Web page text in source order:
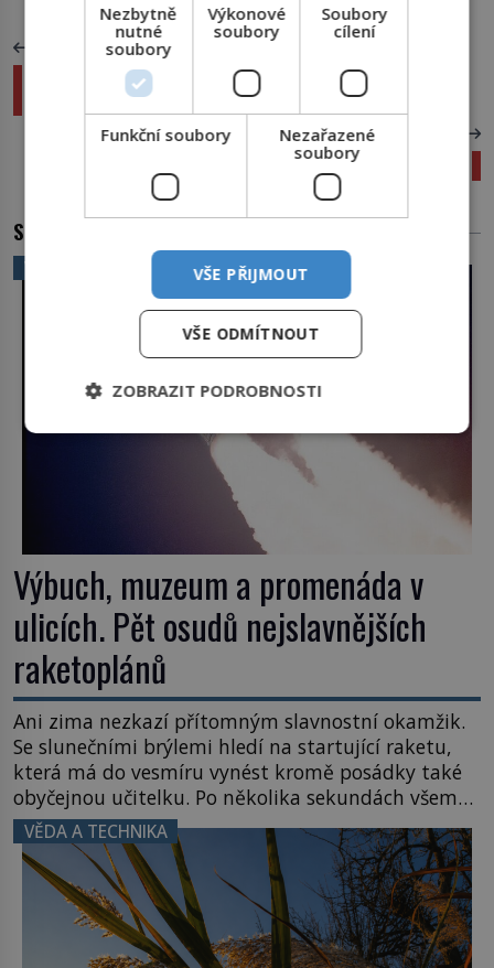
PŘEDCHOZÍ ČLÁNEK
Bestie z Gévaudanu: Zabije stovku lidí a
rozpoutá mediální šílenství!
Liberecké stádo takinů se téměř zdvojnásobilo
SOUVISEJÍCÍ ČLÁNKY
VĚDA A TECHNIKA
Výbuch, muzeum a promenáda v
ulicích. Pět osudů nejslavnějších
raketoplánů
Ani zima nezkazí přítomným slavnostní okamžik.
Se slunečními brýlemi hledí na startující raketu,
která má do vesmíru vynést kromě posádky také
obyčejnou učitelku. Po několika sekundách všem
ztuhnou úsměvy, stroj totiž exploduje. Jejich
konstrukce není z levného kraje, daňové
poplatníky stojí miliardy dolarů. Na druhou stranu
zvládnou jen představitelné věci. Na malé kousky
Název: Columbia První […]
VĚDA A TECHNIKA
Nezbytně
nutné
soubory
Výkonové
soubory
Soubory
cílení
Funkční soubory
Nezařazené
soubory
VŠE PŘIJMOUT
VŠE ODMÍTNOUT
ZOBRAZIT PODROBNOSTI